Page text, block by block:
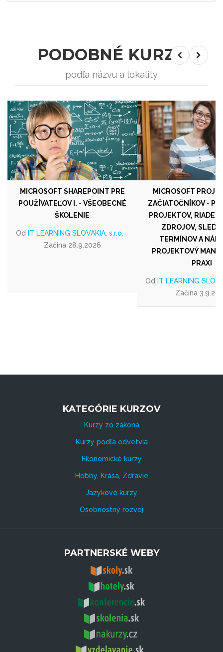
PODOBNÉ KURZY
podľa názvu a lokality
MICROSOFT SHAREPOINT PRE
POUŽÍVATEĽOV I. - VŠEOBECNÉ
ŠKOLENIE
Od IT LEARNING SLOVAKIA, s.r.o.
Začína 28.9.2026
MICROSOFT
ZAČIATOČNÍKOV -
PROJEKTOV,
ZDROJOV,
TERMÍNOV A
PROJEKTOVÝ
PRAXI
Od IT LEARNING
Začína
KATEGÓRIE KURZOV
Kurzy zo zákona
Kurzy podľa odvetvia
Ekonomické kurzy
Hobby, Krása, Zdravie
Jazykové kurzy
Osobnostný rozvoj
PARTNERSKÉ WEBY